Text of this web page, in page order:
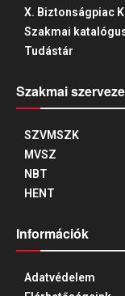
X. Biztonságpiac
Szakmai
Tudástár
Szakmai
SZVMSZK
MVSZ
NBT
HENT
Információk
Adatvédelem